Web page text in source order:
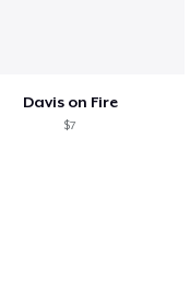
Davis on Fire
$7